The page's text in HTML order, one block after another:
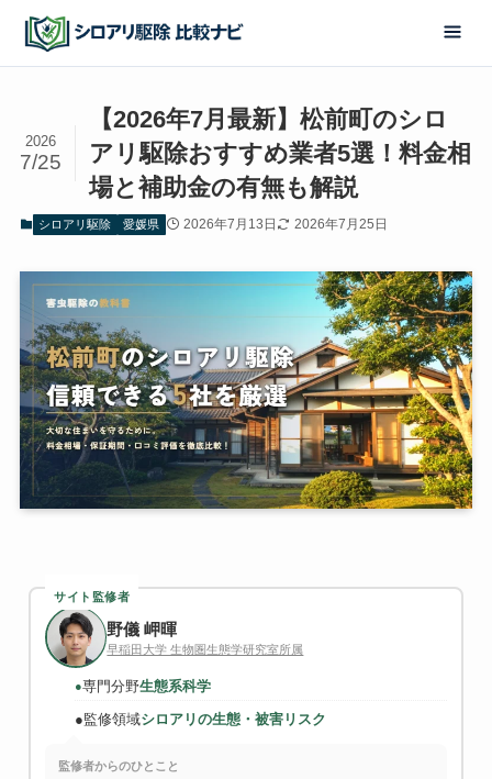
【2026年7月最新】松前町のシロ
アリ駆除おすすめ業者5選！料金相
場と補助金の有無も解説
2026
7/25
シロアリ駆除 愛媛県 2026年7月13日 2026年7月25日
サイト監修者
野儀 岬暉
早稲田大学 生物圏生態学研究室所属
●専門分野生態系科学
●監修領域シロアリの生態・被害リスク
監修者からのひとこと